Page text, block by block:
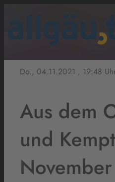
Do., 04.11.2021 , 19:48
Aus dem
und